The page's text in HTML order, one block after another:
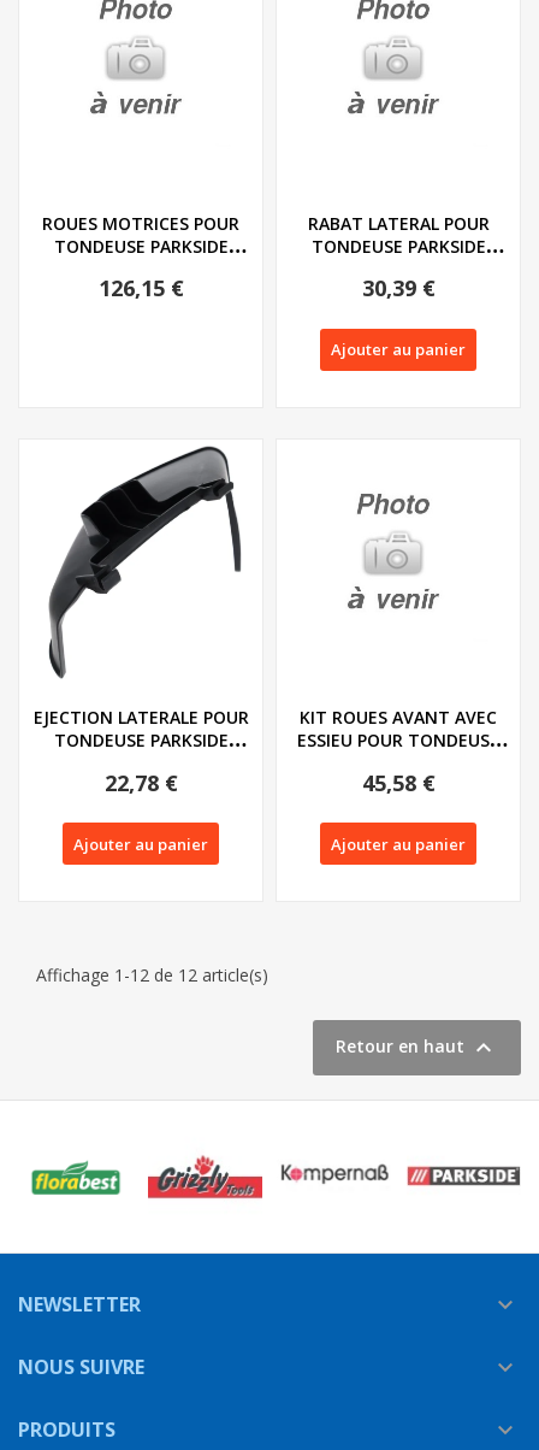
ROUES MOTRICES POUR
TONDEUSE PARKSIDE
126,15 €
RABAT LATERAL POUR
TONDEUSE PARKSIDE
30,39 €
Ajouter au panier
EJECTION LATERALE POUR
TONDEUSE PARKSIDE
22,78 €
Ajouter au panier
KIT ROUES AVANT AVEC
ESSIEU POUR TONDEUSE
45,58 €
Ajouter au panier
Affichage 1-12 de 12 article(s)
Retour en haut 
NEWSLETTER 
NOUS SUIVRE 
PRODUITS 